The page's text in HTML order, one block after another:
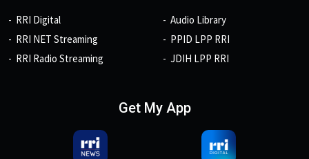
RRI Digital
RRI NET Streaming
RRI Radio Streaming
Audio Library
PPID LPP RRI
JDIH LPP RRI
Get My App